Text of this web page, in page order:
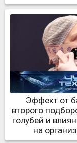
Эффект от
второго
голубей и
на